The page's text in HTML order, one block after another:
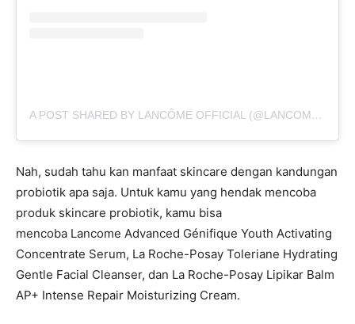
A POST SHARED BY LANCÔME OFFICIAL (@LANCOMEOFFICIAL)
Nah, sudah tahu kan manfaat skincare dengan kandungan
probiotik apa saja. Untuk kamu yang hendak mencoba
produk skincare probiotik, kamu bisa
mencoba Lancome Advanced Génifique Youth Activating
Concentrate Serum, La Roche-Posay Toleriane Hydrating
Gentle Facial Cleanser, dan La Roche-Posay Lipikar Balm
AP+ Intense Repair Moisturizing Cream.